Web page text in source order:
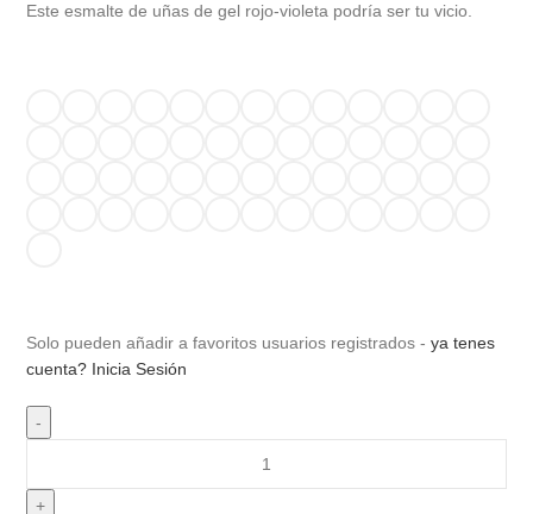
Este esmalte de uñas de gel rojo-violeta podría ser tu vicio.
Solo pueden añadir a favoritos usuarios registrados -ya tenes
cuenta? Inicia Sesión